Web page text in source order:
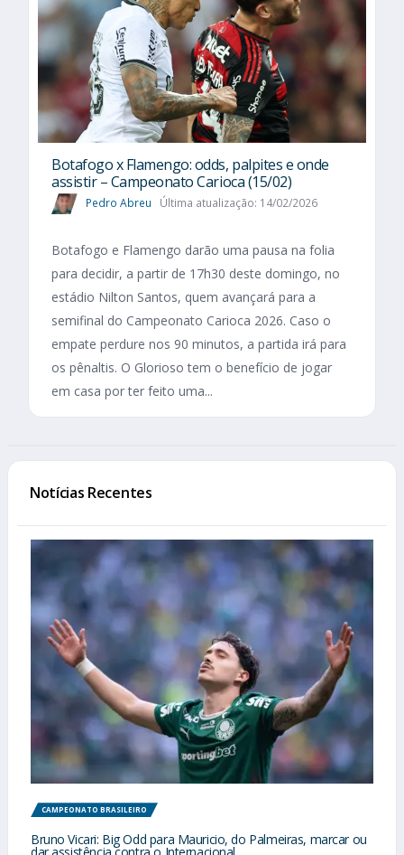
Botafogo x Flamengo: odds, palpites e onde
assistir – Campeonato Carioca (15/02)
Pedro Abreu Última atualização: 14/02/2026
Botafogo e Flamengo darão uma pausa na folia
para decidir, a partir de 17h30 deste domingo, no
estádio Nilton Santos, quem avançará para a
semifinal do Campeonato Carioca 2026. Caso o
empate perdure nos 90 minutos, a partida irá para
os pênaltis. O Glorioso tem o benefício de jogar
em casa por ter feito uma...
Notícias Recentes
CAMPEONATO BRASILEIRO
Bruno Vicari: Big Odd para Mauricio, do Palmeiras, marcar ou